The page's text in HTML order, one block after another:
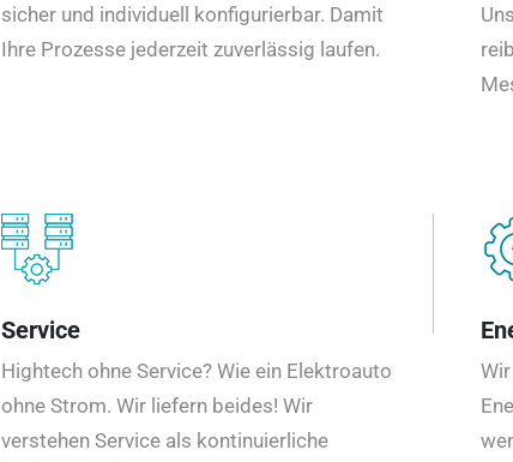
sicher und individuell konfigurierbar. Damit
Ihre Prozesse jederzeit zuverlässig laufen.
Service
Hightech ohne Service? Wie ein Elektroauto
ohne Strom. Wir liefern beides! Wir
verstehen Service als kontinuierliche